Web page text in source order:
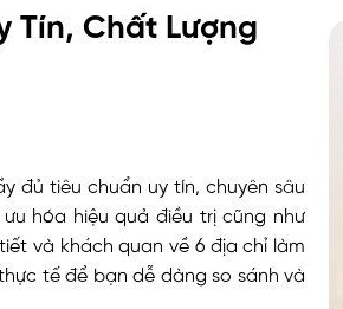
Tín, Chất Lượng
đủ tiêu chuẩn uy tín, chuyên sâu
hóa hiệu quả điều trị cũng như
và khách quan về 6 địa chỉ làm
tế để bạn dễ dàng so sánh và